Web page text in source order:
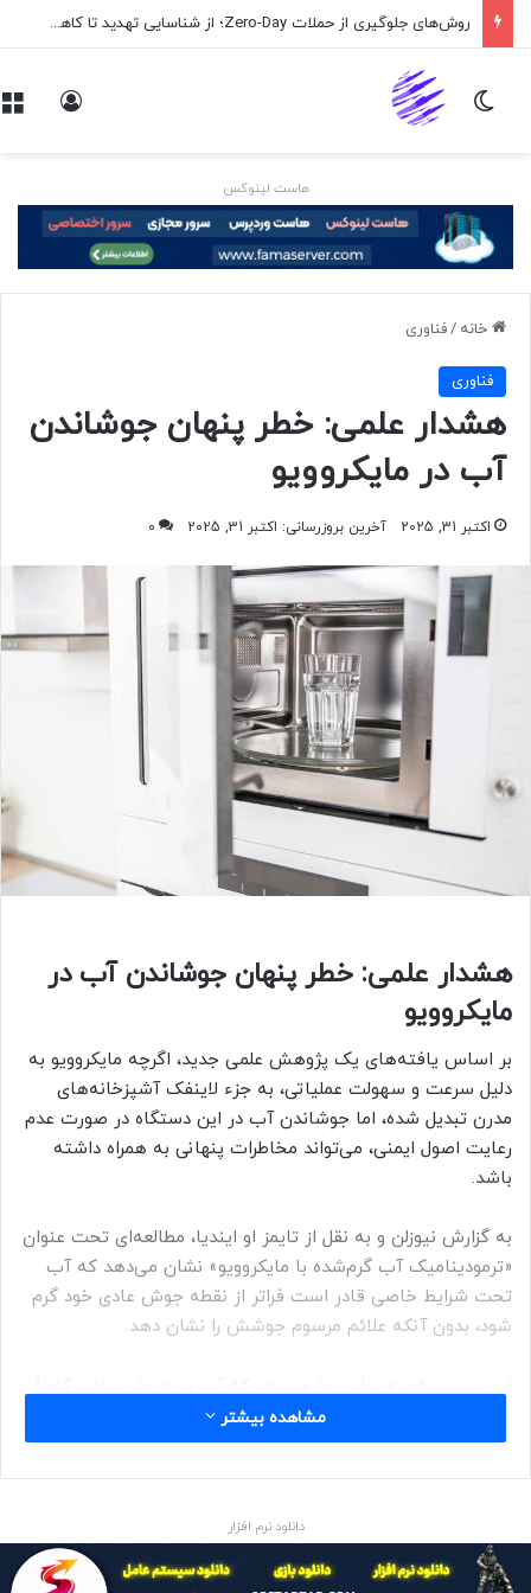
روش‌های جلوگیری از حملات Zero-Day؛ از شناسایی تهدید تا کاهش ریسک
تغییر پوسته
هاست لینوکس
خانه /فناوری
فناوری
هشدار علمی: خطر پنهان جوشاندن
آب در مایکروویو
اکتبر 31, 2025 آخرین بروزرسانی: اکتبر 31, 2025 0
هشدار علمی: خطر پنهان جوشاندن آب در
مایکروویو
بر اساس یافته‌های یک پژوهش علمی جدید، اگرچه مایکروویو به
دلیل سرعت و سهولت عملیاتی، به جزء لاینفک آشپزخانه‌های
مدرن تبدیل شده، اما جوشاندن آب در این دستگاه در صورت عدم
رعایت اصول ایمنی، می‌تواند مخاطرات پنهانی به همراه داشته
باشد.
به گزارش نیوزلن و به نقل از تایمز او ایندیا، مطالعه‌ای تحت عنوان
«ترمودینامیک آب گرم‌شده با مایکروویو» نشان می‌دهد که آب
تحت شرایط خاصی قادر است فراتر از نقطه جوش عادی خود گرم
شود، بدون آنکه علائم مرسوم جوشش را نشان دهد.
تمیز و عاری از هرگونه ناخالصی حرارت داده شود. در چنین
شرایطی، کوچکترین اختلال (مانند جابه‌جا کردن فنجان یا انداختن
قاشق در آن) می‌تواند موجب فوران ناگهانی آب و آزادسازی بخار
علت بروز این اتفاق به نحوه عملکرد مایکروویو بازمی‌گردد. این
مشاهده بیشتر
دانلود نرم افزار